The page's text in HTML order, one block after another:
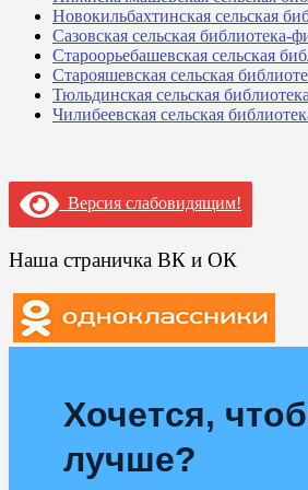
Новокильбахтинская сельская
Сазовская сельская библиотека-
Староорьебашевская сельская
Старояшевская сельская
Тюльдинская сельская
Чилибеевская сельская
Версия слабовидящим!
Наша страничка ВК и ОК
Хочется,
лучше?